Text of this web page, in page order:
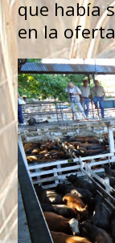
que había
en la